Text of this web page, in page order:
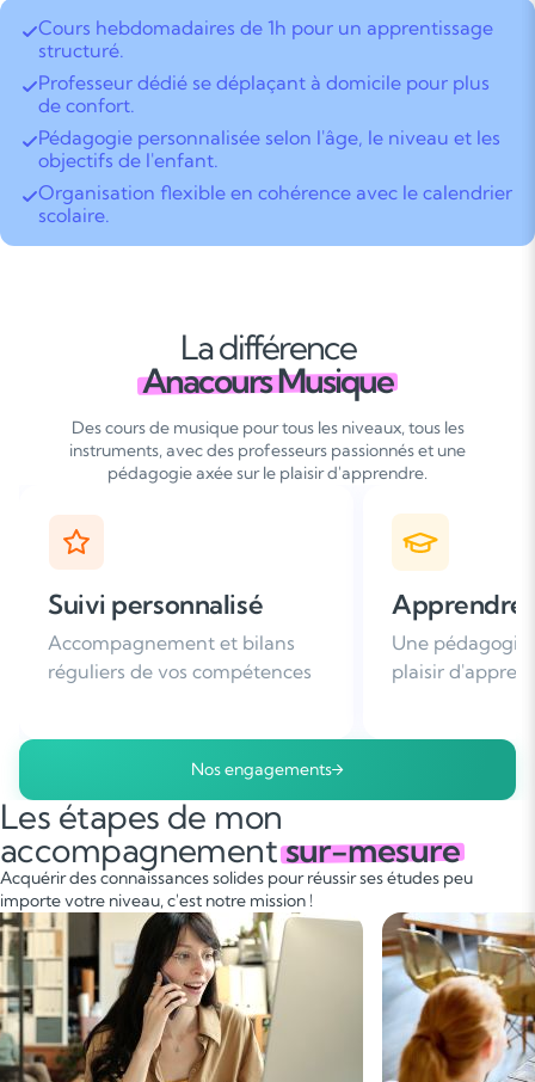
Cours hebdomadaires de 1h pour un apprentissage
structuré.
Professeur dédié se déplaçant à domicile pour plus
de confort.
Pédagogie personnalisée selon l'âge, le niveau et les
objectifs de l'enfant.
Organisation flexible en cohérence avec le calendrier
scolaire.
La différence
Anacours Musique
Des cours de musique pour tous les niveaux, tous les
instruments, avec des professeurs passionnés et une
pédagogie axée sur le plaisir d'apprendre.
Apprendre avec plaisir
Une pédagogie basée sur le
plaisir d'apprendre
Plus de 96% de
nous
Nos engagements
Les étapes de mon
accompagnementsur-mesure
Acquérir des connaissances solides pour réussir ses études peu
importe votre niveau, c'est notre mission !